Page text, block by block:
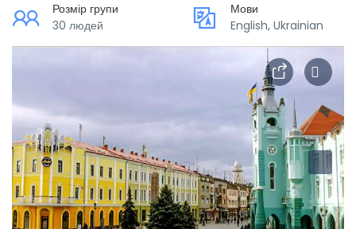
Розмір групи
30 людей
Мови
English, Ukrainian